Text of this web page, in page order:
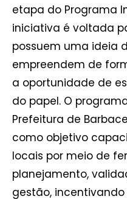
etapa do Programa
iniciativa é voltada
possuem uma ideia
empreendem de
a oportunidade de
do papel. O
Prefeitura de
como objetivo
locais por meio de
planejamento,
gestão,